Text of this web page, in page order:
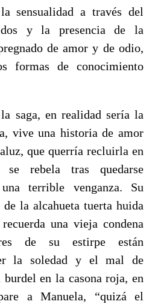
sensualidad a través del
y la presencia de la
de amor y de odio,
formas de conocimiento
saga, en realidad sería la
vive una historia de amor
que querría recluirla en
rebela tras quedarse
terrible venganza. Su
la alcahueta tuerta huida
una vieja condena
de su estirpe están
la soledad y el mal de
en la casona roja, en
a Manuela, “quizá el